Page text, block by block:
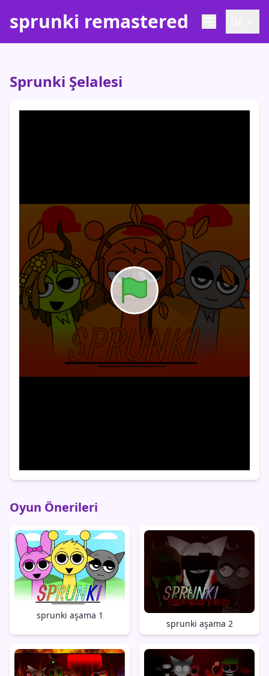
sprunki remastered
Sprunki Şelalesi
Oyun Önerileri
sprunki aşama 1
sprunki aşama 2